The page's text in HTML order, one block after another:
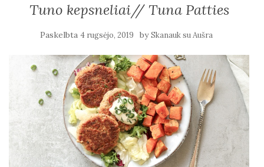
Tuno kepsneliai// Tuna Patties
Paskelbta 4 rugsėjo, 2019 bySkanauk su Aušra